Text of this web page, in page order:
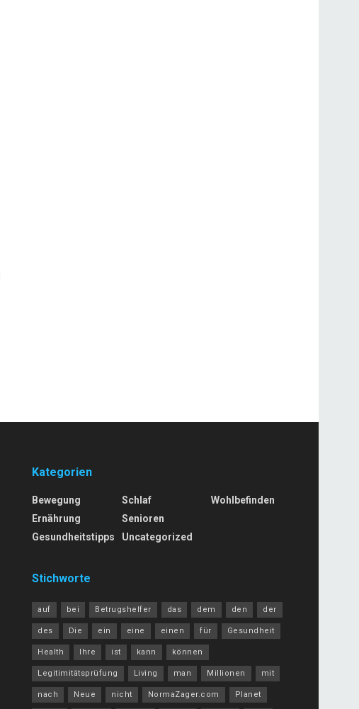
Kategorien
Bewegung
Ernährung
Gesundheitstipps
Schlaf
Senioren
Uncategorized
Wohlbefinden
Stichworte
auf bei Betrugshelfer das dem den der
des Die ein eine einen für Gesundheit
Health Ihre ist kann können
Legitimitätsprüfung Living man Millionen mit
nach Neue nicht NormaZager.com Planet